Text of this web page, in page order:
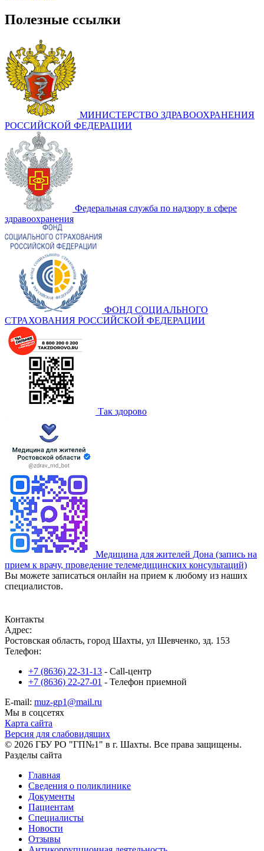
Полезные ссылки
МИНИСТЕРСТВО ЗДРАВООХРАНЕНИЯ
РОССИЙСКОЙ ФЕДЕРАЦИИ
Федеральная служба по надзору в сфере
здравоохранения
ФОНД СОЦИАЛЬНОГО
СТРАХОВАНИЯ РОССИЙСКОЙ ФЕДЕРАЦИИ
Так здорово
Медицина для жителей Дона (запись на
прием к врачу, проведение телемедицинских консультаций)
Вы можете записаться онлайн на прием к любому из наших
специалистов.
Контакты
Адрес:
Ростовская область, город Шахты, ул Шевченко, зд. 153
Телефон:
+7 (8636) 22-31-13 - Call-центр
+7 (8636) 22-27-01 - Телефон приемной
E-mail: muz-gp1@mail.ru
Мы в соцсетях
Карта сайта
Версия для слабовидящих
© 2026 ГБУ РО "ГП№1" в г. Шахты. Все права защищены.
Разделы сайта
Главная
Сведения о поликлинике
Документы
Пациентам
Специалисты
Новости
Отзывы